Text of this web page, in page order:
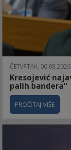
ČETVRTAK,
Kresojević
palih bandera“
PROČITAJ VIŠE